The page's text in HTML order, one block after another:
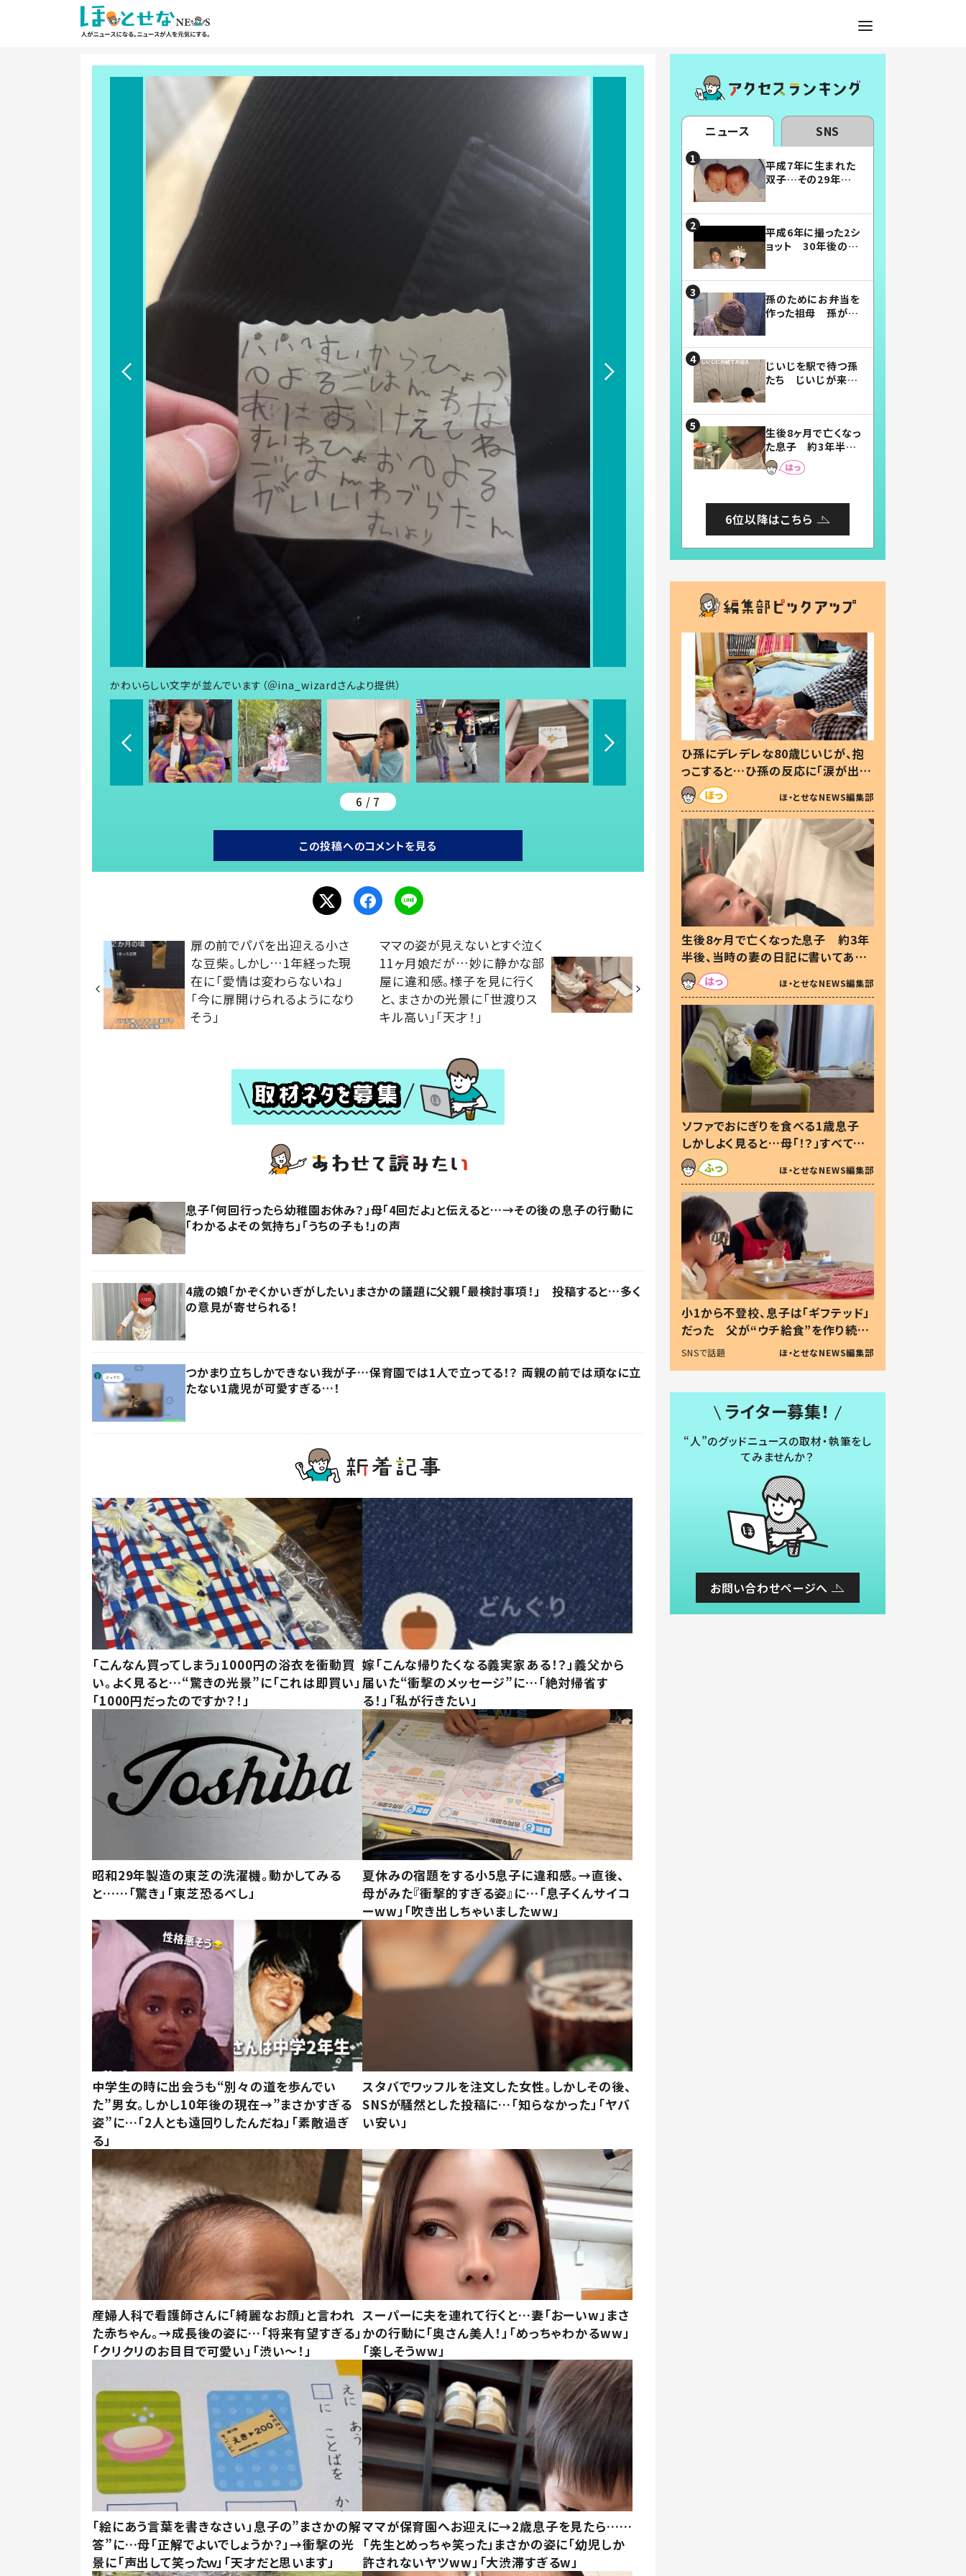
かわいらしい文字が並んでいます（＠ina_wizardさんより提供）
6 / 7
この投稿へのコメントを見る
扉の前でパパを出迎える小さ
な豆柴。しかし…1年経った現
在に「愛情は変わらないね」
「今に扉開けられるようになり
そう」
ママの姿が見えないとすぐ泣く
11ヶ月娘だが…妙に静かな部
屋に違和感。様子を見に行く
と、まさかの光景に「世渡りス
キル高い」「天才！」
息子「何回行ったら幼稚園お休み？」母「4回だよ」と伝えると…→その後の息子の行動に
「わかるよその気持ち」「うちの子も！」の声
4歳の娘「かぞくかいぎがしたい」まさかの議題に父親「最検討事項！」 投稿すると…多く
の意見が寄せられる！
つかまり立ちしかできない我が子…保育園では1人で立ってる！？ 両親の前では頑なに立
たない1歳児が可愛すぎる…！
「こんなん買ってしまう」1000円の浴衣を衝動買
い。よく見ると…“驚きの光景”に「これは即買い」
「1000円だったのですか？！」
嫁「こんな帰りたくなる義実家ある！？」義父から
届いた“衝撃のメッセージ”に…「絶対帰省す
る！」「私が行きたい」
昭和29年製造の東芝の洗濯機。動かしてみる
と……「驚き」「東芝恐るべし」
夏休みの宿題をする小5息子に違和感。→直後、
母がみた『衝撃的すぎる姿』に…「息子くんサイコ
ーww」「吹き出しちゃいましたww」
中学生の時に出会うも“別々の道を歩んでい
た”男女。しかし10年後の現在→”まさかすぎる
姿”に…「2人とも遠回りしたんだね」「素敵過ぎ
る」
スタバでワッフルを注文した女性。しかしその後、
SNSが騒然とした投稿に…「知らなかった」「ヤバ
い安い」
産婦人科で看護師さんに「綺麗なお顔」と言われ
た赤ちゃん。→成長後の姿に…「将来有望すぎる」
「クリクリのお目目で可愛い」「渋い～！」
スーパーに夫を連れて行くと…妻「おーいw」まさ
かの行動に「奥さん美人！」「めっちゃわかるww」
「楽しそうww」
「絵にあう言葉を書きなさい」息子の”まさかの解
答”に…母「正解でよいでしょうか？」→衝撃の光
景に「声出して笑ったｗ」「天才だと思います」
ママが保育園へお迎えに→2歳息子を見たら……
「先生とめっちゃ笑った」まさかの姿に「幼児しか
許されないヤツww」「大渋滞すぎるw」
ニュース SNS
平成7年に生まれた
双子…その29年後
平成6年に撮った2シ
ョット 30年後の姿
孫のためにお弁当を
作った祖母 孫が絶
じいじを駅で待つ孫
たち じいじが来た
まらない」「幸せにな
れる」
生後8ヶ月で亡くなっ
た息子 約3年半
後、当時の妻の日記
に書いてあった本音
6位以降はこちら
ひ孫にデレデレな80歳じいじが、抱
っこすると…ひ孫の反応に「涙が出ま
した」「可愛くて仕方ない」
ほ・とせなNEWS編集部
生後8ヶ月で亡くなった息子 約3年
半後、当時の妻の日記に書いてあっ
た本音とは
ほ・とせなNEWS編集部
ソファでおにぎりを食べる1歳息子
しかしよく見ると…母「！？」すべてを
察した母の投稿に「可愛いから許
す！」「現行犯〜」
ほ・とせなNEWS編集部
小1から不登校、息子は「ギフテッド」
だった 父が“ウチ給食”を作り続け
る理由とは #令和の親 #令和の子
SNSで話題 ほ・とせなNEWS編集部
ライター募集！
“人”のグッドニュースの取材・執筆をし
てみませんか？
お問い合わせページへ